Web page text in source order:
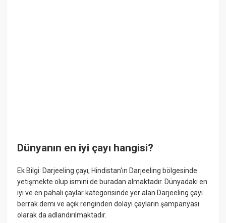
Dünyanın en iyi çayı hangisi?
Ek Bilgi: Darjeeling çayı, Hindistan'ın Darjeeling bölgesinde
yetişmekte olup ismini de buradan almaktadır. Dünyadaki en
iyi ve en pahalı çaylar kategorisinde yer alan Darjeeling çayı
berrak demi ve açık renginden dolayı çayların şampanyası
olarak da adlandırılmaktadır.